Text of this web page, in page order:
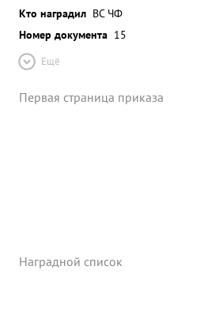
Кто наградил ВС ЧФ
Номер документа 15
Ещё
Первая страница приказа
Наградной список